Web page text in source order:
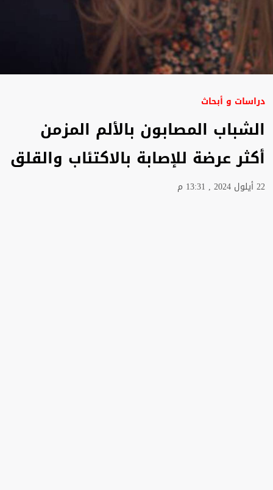
دراسات و أبحاث
الشباب المصابون بالألم المزمن
أكثر عرضة للإصابة بالاكتئاب والقلق
22 أيلول 2024 , 13:31 م